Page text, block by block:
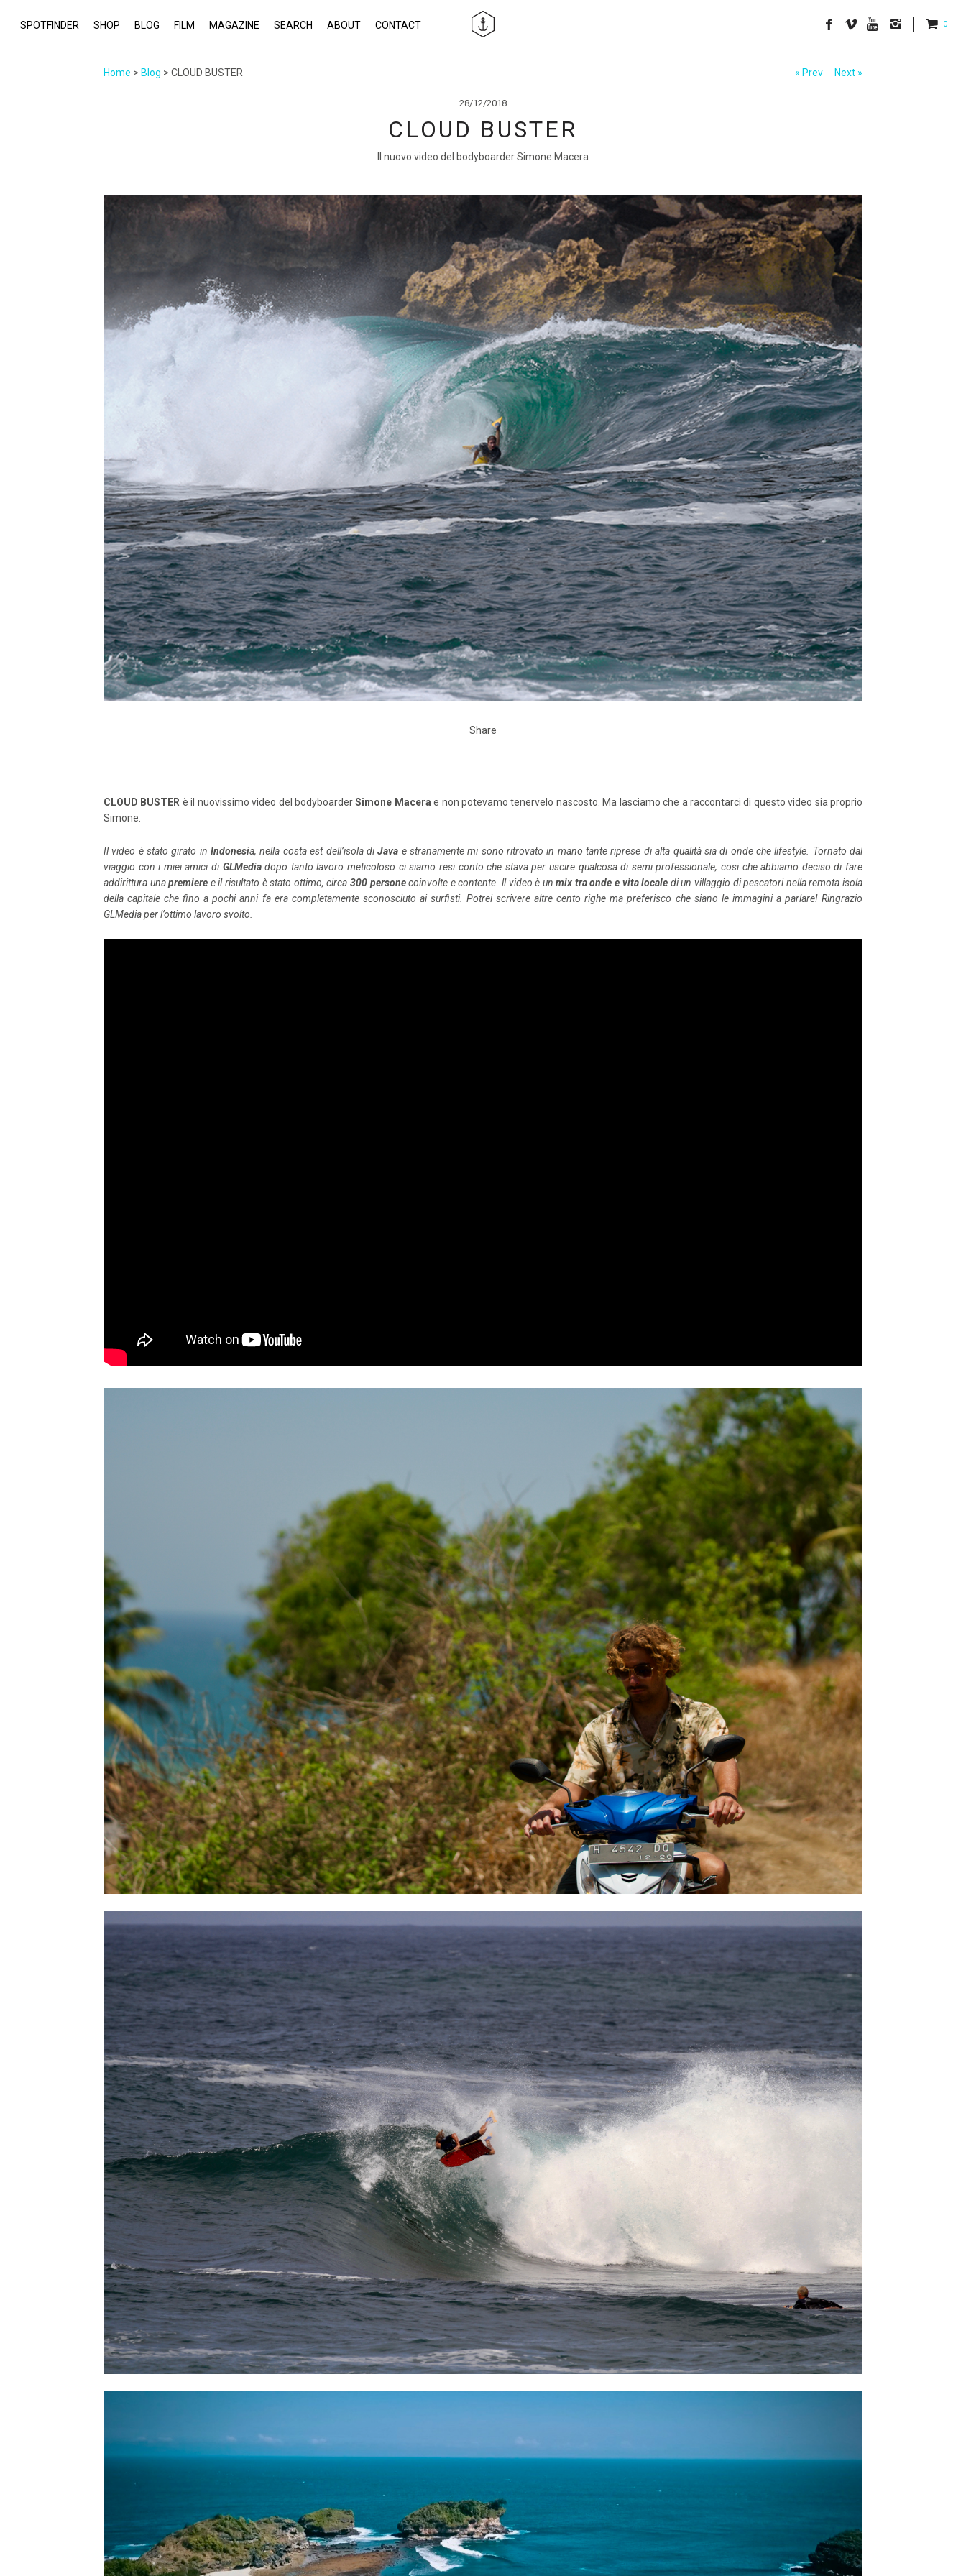
SPOTFINDER SHOP BLOG FILM MAGAZINE SEARCH ABOUT CONTACT 0
Home > Blog > CLOUD BUSTER « Prev Next »
28/12/2018
CLOUD BUSTER
Il nuovo video del bodyboarder Simone Macera
Share
CLOUD BUSTER è il nuovissimo video del bodyboarderSimone Macerae non potevamo tenervelo nascosto. Ma lasciamo che a raccontarci di questo video sia proprio
Simone.
Il video è stato girato inIndonesia, nella costa est dell’isola diJava e stranamente mi sono ritrovato in mano tante riprese di alta qualità sia di onde che lifestyle. Tornato dal
viaggio con i miei amici di GLMediadopo tanto lavoro meticoloso ci siamo resi conto che stava per uscire qualcosa di semi professionale, cosi che abbiamo deciso di fare
addirittura unapremiere e il risultato è stato ottimo, circa 300 personecoinvolte e contente. ll video è unmix tra onde e vita locale di un villaggio di pescatori nella remota isola
della capitale che fino a pochi anni fa era completamente sconosciuto ai surfisti. Potrei scrivere altre cento righe ma preferisco che siano le immagini a parlare! Ringrazio
GLMedia per l’ottimo lavoro svolto.